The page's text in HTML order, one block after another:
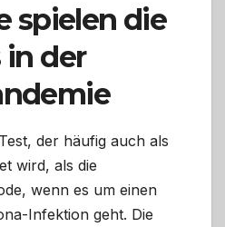
spielen die
in der
der häufig auch als
wird, als die
wenn es um einen
Infektion geht. Die